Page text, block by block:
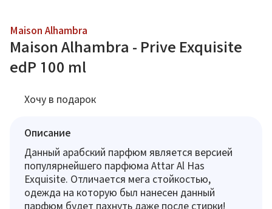
Maison Alhambra
Maison Alhambra - Prive Exquisite
edP 100 ml
Хочу в подарок
Описание
Данный арабский парфюм является версией
популярнейшего парфюма Attar Al Has
Exquisite. Отличается мега стойкостью,
одежда на которую был нанесен данный
парфюм будет пахнуть даже после стирки!